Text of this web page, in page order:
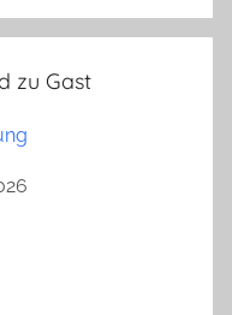
zu Gast